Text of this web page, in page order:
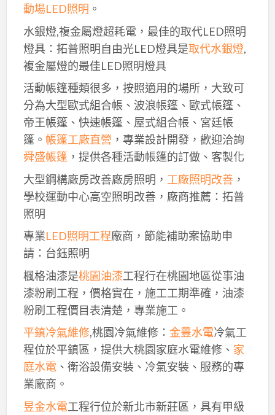
動場LED照明 。
水銀燈,複金屬燈超耗電，最佳的取代LED照明
燈具：拓普照明自由光LED燈具是取代水銀燈,
複金屬燈的最佳LED照明燈具
活動帳篷種類很多，按照適用的場所，大致可
分為大型歐式組合帳、波浪帳篷、歐式帳篷、
帝王帳篷、快速帳篷、屋式組合帳、宮廷帳
篷。 帳篷工廠直營 ，專業設計開發，歡迎洽詢
舜盛帳篷，提供各種活動帳篷的訂做、客製化
大型鋼構廠房改善廠房照明， 工廠照明改善，
學校運動中心高空照明改善，廠商推薦：拓普
照明
專業LED照明工程廠商，節能補助案協助申
請：台鈺照明
楓格油漆是桃園油漆工程行在桃園地區從事油
漆粉刷工程，價格實在，施工工期準確，油漆
粉刷工程價目表清楚，專業施工。
平鎮冷氣維修,桃園冷氣維修： 金豐水電冷氣工
程位於平鎮區，提供大桃園家庭水電維修、 家
庭水電、衛浴設備安裝、冷氣安裝、服務的專
業廠商。
昱金水電工程行位於新北市新莊區，具有甲級